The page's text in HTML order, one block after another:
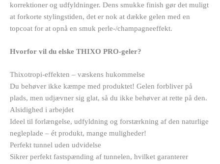
korrektioner og udfyldninger. Dens smukke finish gør det muligt
at forkorte stylingstiden, det er nok at dække gelen med en
topcoat for at opnå en smuk perle-/champagneeffekt.
Hvorfor vil du elske THIXO PRO-geler?
Thixotropi-effekten – væskens hukommelse
Du behøver ikke kæmpe med produktet! Gelen forbliver på
plads, men udjævner sig glat, så du ikke behøver at rette på den.
Alsidighed i arbejdet
Ideel til forlængelse, udfyldning og forstærkning af den naturlige
negleplade – ét produkt, mange muligheder!
Perfekt tunnel uden udvidelse
Sikrer perfekt fastspænding af tunnelen, hvilket garanterer